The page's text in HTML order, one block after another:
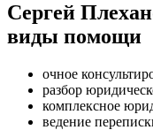
Сергей
виды помощи
очное
разбор
комплексное
ведение